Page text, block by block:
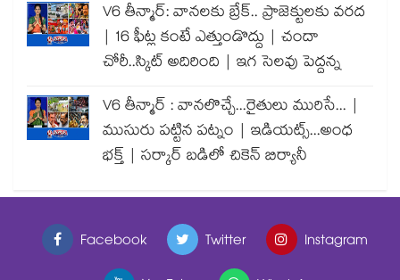
V6 తీన్మార్: వానలకు బ్రేక్.. ప్రాజెక్టులకు వరద
| 16 ఫీట్ల కంటే ఎత్తుండొద్దు | చందా
చోరీ..స్కిట్ అదిరింది | ఇగ సెలవు పెద్దన్న
V6 తీన్మార్ : వానలొచ్చే...రైతులు మురిసే... |
ముసురు పట్టిన పట్నం | ఇడియట్స్...అంధ
భక్త్ | సర్కార్ బడిలో చికెన్ బిర్యానీ
Facebook Twitter
Instagram